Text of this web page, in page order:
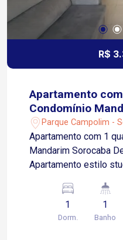
R$
Apartamento
Condomínio
Parque Campolim -
Apartamento com 1
Mandarim Sorocaba Descrição do Imóvel
Apartamento estilo
integrada a area de
Varanda gourmet
moderno, com
1
Dorm.
1
Banho